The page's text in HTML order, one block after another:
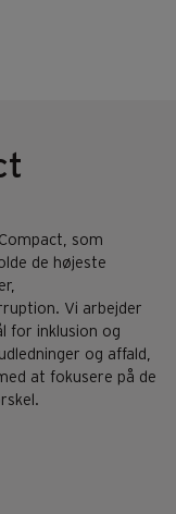
som
de højeste
Vi arbejder
for inklusion og
og affald,
at fokusere på de